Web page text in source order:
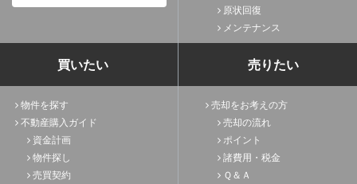
原状回復
メンテナンス
買いたい
物件を探す
不動産購入ガイド
資金計画
物件探し
売買契約
売りたい
売却をお考えの方
売却の流れ
ポイント
諸費用・税金
Ｑ＆Ａ